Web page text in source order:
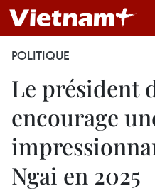
POLITIQUE
Le président
encourage
Ngai en 2025